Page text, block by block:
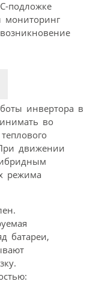
подложке
мониторинг
инвертора в
во
движении
режима
батареи,